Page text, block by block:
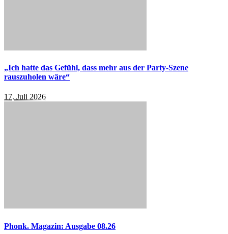
„Ich hatte das Gefühl, dass mehr aus der Party-Szene
rauszuholen wäre“
17. Juli 2026
Phonk. Magazin: Ausgabe 08.26